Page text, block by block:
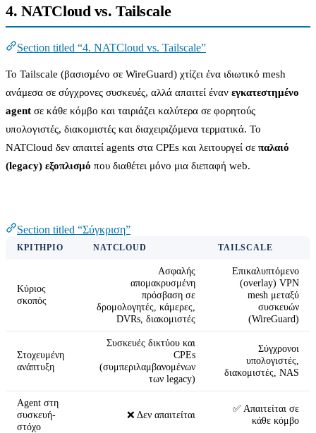
4. NATCloud vs. Tailscale
Section titled “4. NATCloud vs. Tailscale”
Το Tailscale (βασισμένο σε WireGuard) χτίζει ένα ιδιωτικό mesh
ανάμεσα σε σύγχρονες συσκευές, αλλά απαιτεί έναν εγκατεστημένο
agent σε κάθε κόμβο και ταιριάζει καλύτερα σε φορητούς
υπολογιστές, διακομιστές και διαχειριζόμενα τερματικά. Το
NATCloud δεν απαιτεί agents στα CPEs και λειτουργεί σε παλαιό
(legacy) εξοπλισμό που διαθέτει μόνο μια διεπαφή web.
Section titled “Σύγκριση”
ΚΡΙΤΉΡΙΟ NATCLOUD TAILSCALE
Κύριος
σκοπός
Ασφαλής
απομακρυσμένη
πρόσβαση σε
δρομολογητές, κάμερες,
DVRs, διακομιστές
Επικαλυπτόμενο
(overlay) VPN
mesh μεταξύ
συσκευών
(WireGuard)
Στοχευμένη
ανάπτυξη
Συσκευές δικτύου και
CPEs
(συμπεριλαμβανομένων
των legacy)
Σύγχρονοι
υπολογιστές,
διακομιστές, NAS
Agent στη
συσκευή-
στόχο
❌ Δεν απαιτείται
✅ Απαιτείται σε
κάθε κόμβο